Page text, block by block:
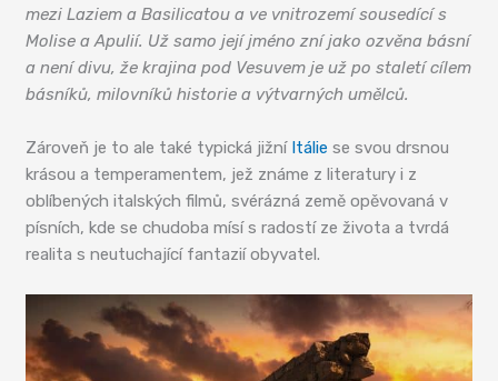
mezi Laziem a Basilicatou a ve vnitrozemí sousedící s
Molise a Apulií. Už samo její jméno zní jako ozvěna básní
a není divu, že krajina pod Vesuvem je už po staletí cílem
básníků, milovníků historie a výtvarných umělců.
Zároveň je to ale také typická jižní Itálie se svou drsnou
krásou a temperamentem, jež známe z literatury i z
oblíbených italských filmů, svérázná země opěvovaná v
písních, kde se chudoba mísí s radostí ze života a tvrdá
realita s neutuchající fantazií obyvatel.